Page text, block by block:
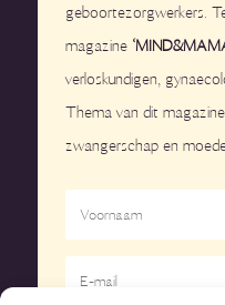
geboortezorgwerkers.
magazine
verloskundigen,
Thema van dit
zwangerschap en